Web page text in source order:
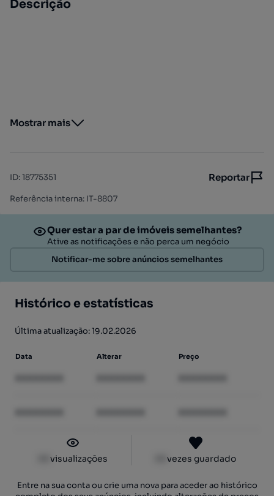
Descrição
Mostrar mais
ID:18775351 Reportar
Referência interna: IT-8807
Quer estar a par de imóveis semelhantes?
Ative as notificações e não perca um negócio
Notificar-me sobre anúncios semelhantes
Histórico e estatísticas
Última atualização: 19.02.2026
Data Alterar Preço
visualizações vezes guardado
Entre na sua conta ou crie uma nova para aceder ao histórico